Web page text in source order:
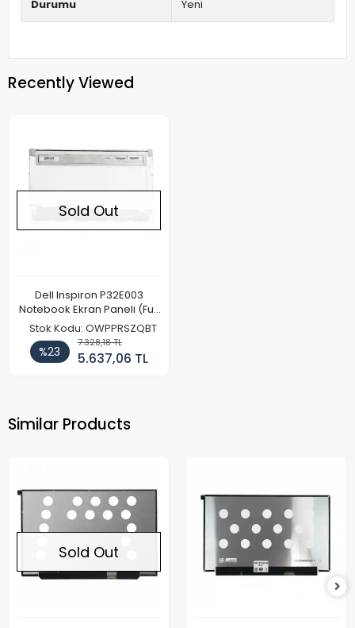
Durumu Yeni
Recently Viewed
Sold Out
Dell Inspiron P32E003
Notebook Ekran Paneli (Full
HD)
Stok Kodu: OWPPRSZQBT
%23
7.328,18 TL
5.637,06 TL
Similar Products
Sold Out